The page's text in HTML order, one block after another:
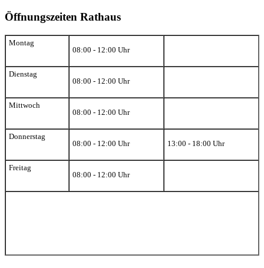
Öffnungszeiten Rathaus
Montag
08:00 - 12:00 Uhr
Dienstag
08:00 - 12:00 Uhr
Mittwoch
08:00 - 12:00 Uhr
Donnerstag
08:00 - 12:00 Uhr
13:00 - 18:00 Uhr
Freitag
08:00 - 12:00 Uhr